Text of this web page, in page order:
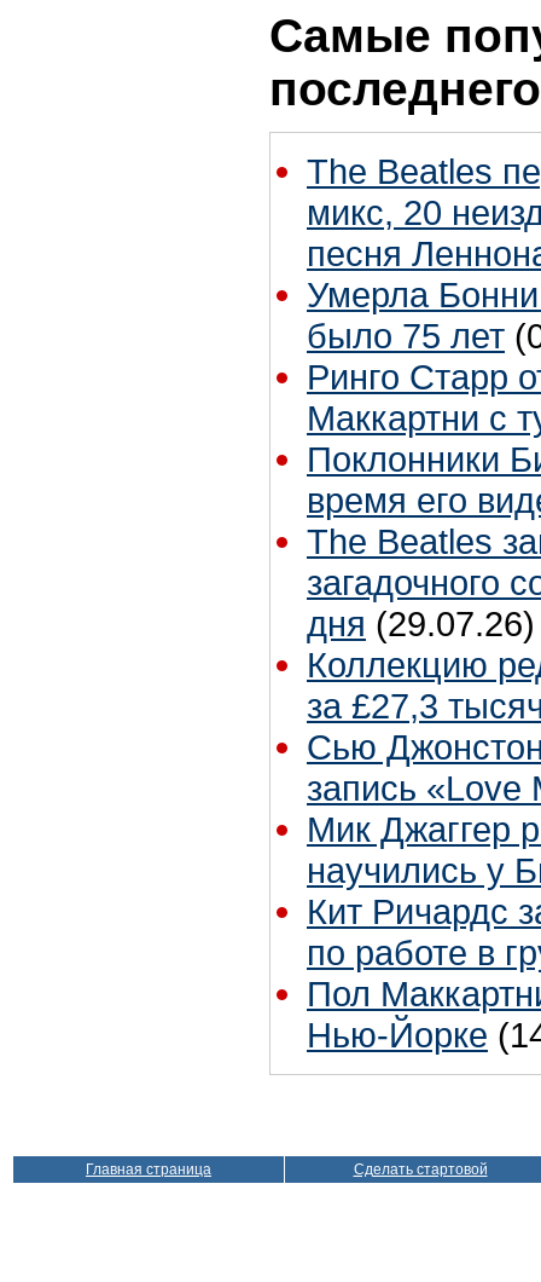
Самые
The Beatles
микс, 20
песня
Умерла
было 75 лет
Ринго Старр
Маккартни с
Поклонники
время его
The Beatles
загадочного
дня (29.07.26)
Коллекцию
за £27,3
Сью
запись «Love
Мик Джаггер
научились у
Кит Ричардс
по работе в
Пол
Нью-Йорке
Главная страница Сделать стартовой